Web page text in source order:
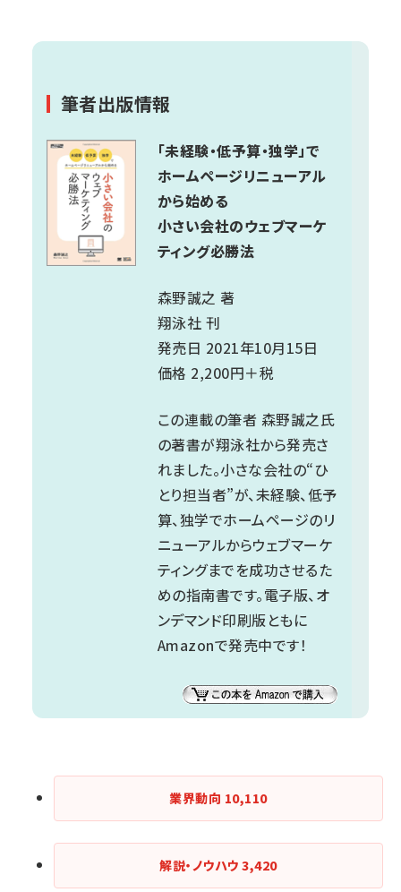
筆者出版情報
「未経験・低予算・独学」で
ホームページリニューアル
から始める
小さい会社のウェブマーケ
ティング必勝法
森野誠之 著
翔泳社 刊
発売日 2021年10月15日
価格 2,200円＋税
この連載の筆者 森野誠之氏
の著書が翔泳社から発売さ
れました。小さな会社の“ひ
とり担当者”が、未経験、低予
算、独学でホームページのリ
ニューアルからウェブマーケ
ティングまでを成功させるた
めの指南書です。電子版、オ
ンデマンド印刷版ともに
Amazonで発売中です！
業界動向 10,110
解説・ノウハウ3,420